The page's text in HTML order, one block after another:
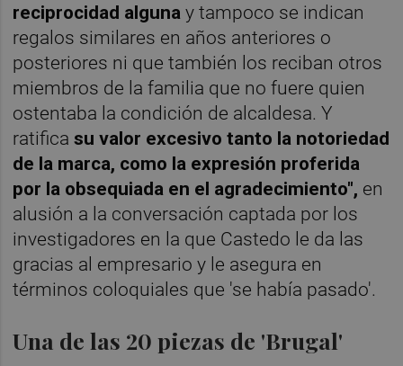
reciprocidad alguna y tampoco se indican
regalos similares en años anteriores o
posteriores ni que también los reciban otros
miembros de la familia que no fuere quien
ostentaba la condición de alcaldesa. Y
ratificasu valor excesivo tanto la notoriedad
de la marca, como la expresión proferida
por la obsequiada en el agradecimiento", en
alusión a la conversación captada por los
investigadores en la que Castedo le da las
gracias al empresario y le asegura en
términos coloquiales que 'se había pasado'.
Una de las 20 piezas de 'Brugal'